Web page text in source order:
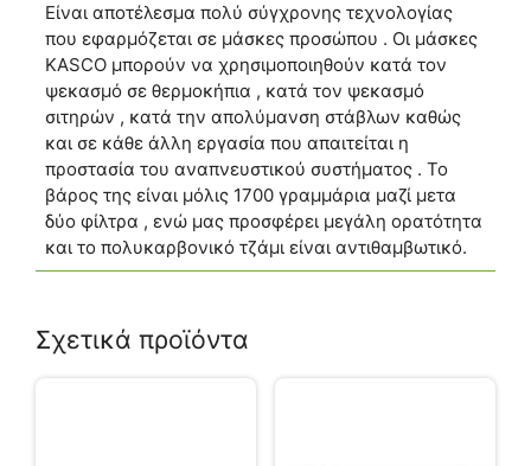
Είναι αποτέλεσμα πολύ σύγχρονης τεχνολογίας
που εφαρμόζεται σε μάσκες προσώπου . Οι μάσκες
KASCO μπορούν να χρησιμοποιηθούν κατά τον
ψεκασμό σε θερμοκήπια , κατά τον ψεκασμό
σιτηρών , κατά την απολύμανση στάβλων καθώς
και σε κάθε άλλη εργασία που απαιτείται η
προστασία του αναπνευστικού συστήματος . Το
βάρος της είναι μόλις 1700 γραμμάρια μαζί μετα
δύο φίλτρα , ενώ μας προσφέρει μεγάλη ορατότητα
και το πολυκαρβονικό τζάμι είναι αντιθαμβωτικό.
Σχετικά προϊόντα